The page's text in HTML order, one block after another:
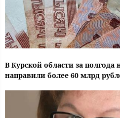
В Курской области за полгода
направили более 60 млрд